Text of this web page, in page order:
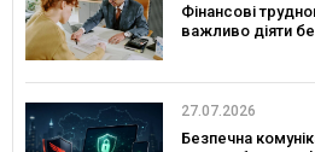
Фінансові
важливо діяти
27.07.2026
Безпечна